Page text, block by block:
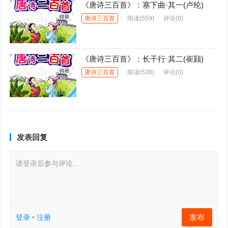
《唐诗三百首》：塞下曲·其一(卢纶)
唐诗三百首 阅读(559) 评论(0)
《唐诗三百首》：长干行·其二(崔颢)
唐诗三百首 阅读(538) 评论(0)
发表回复
请登录后参与评论...
登录 •注册 发布